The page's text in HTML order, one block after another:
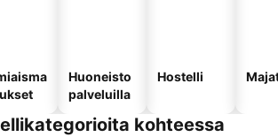
Huoneisto
palveluilla
Hostelli
kohteessa